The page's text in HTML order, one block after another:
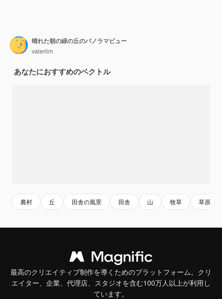
晴れた朝の緑の丘のパノラマビュー
valeriim
あなたにおすすめのベクトル
農村 丘 田舎の風景 田舎 山 牧草 草原
最高のクリエイティブ制作を導くためのプラットフォーム。クリ
エイター、企業、代理店、スタジオを含む100万人以上が利用し
ています。